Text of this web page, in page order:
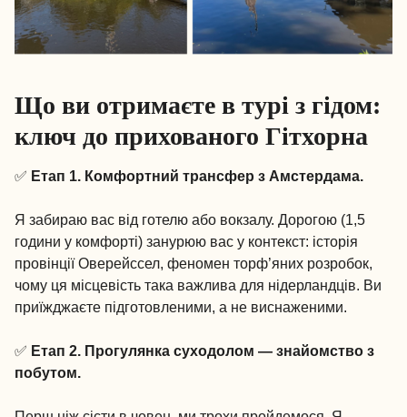
Що ви отримаєте в турі з гідом:
ключ до прихованого Гітхорна
✅ Етап 1. Комфортний трансфер з Амстердама.
Я забираю вас від готелю або вокзалу. Дорогою (1,5
години у комфорті) занурюю вас у контекст: історія
провінції Оверейссел, феномен торф’яних розробок,
чому ця місцевість така важлива для нідерландців. Ви
приїжджаєте підготовленими, а не виснаженими.
✅ Етап 2. Прогулянка суходолом — знайомство з
побутом.